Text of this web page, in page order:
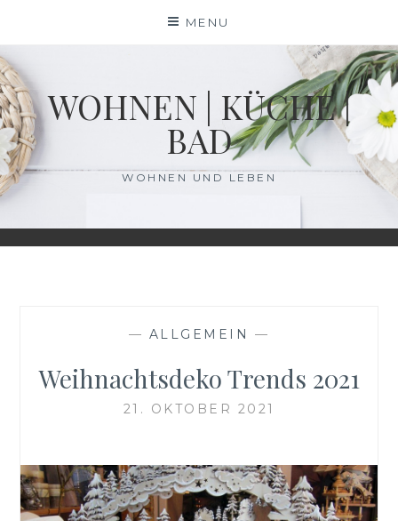
content
MENU
WOHNEN | KÜCHE |
BAD
WOHNEN UND LEBEN
— ALLGEMEIN —
Weihnachtsdeko Trends 2021
21. OKTOBER 2021